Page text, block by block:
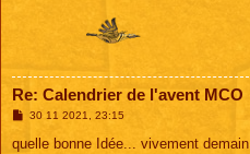
Re: Calendrier de l'avent MCO
M
s
30 11 2021, 23:15
quelle bonne Idée... vivement demain